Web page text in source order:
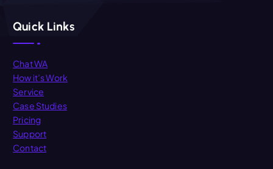
Quick Links
Chat WA
How it’s Work
Service
Case Studies
Pricing
Support
Contact